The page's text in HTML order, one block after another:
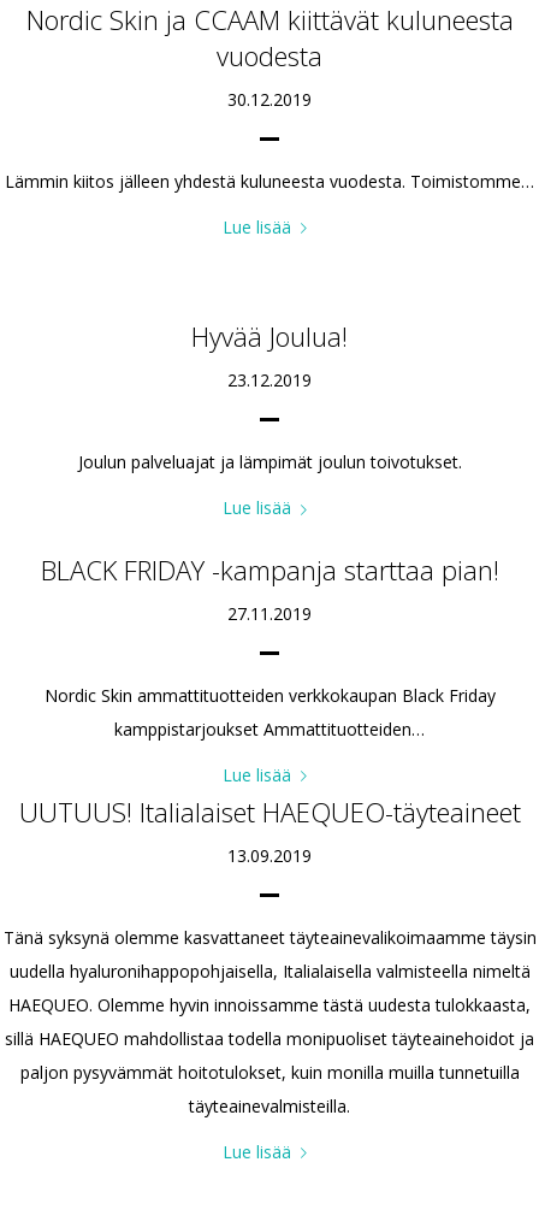
Nordic Skin ja CCAAM kiittävät kuluneesta
vuodesta
30.12.2019
Lämmin kiitos jälleen yhdestä kuluneesta vuodesta. Toimistomme…
Lue lisää
Hyvää Joulua!
23.12.2019
Joulun palveluajat ja lämpimät joulun toivotukset.
Lue lisää
BLACK FRIDAY -kampanja starttaa pian!
27.11.2019
Nordic Skin ammattituotteiden verkkokaupan Black Friday
kamppistarjoukset Ammattituotteiden…
Lue lisää
UUTUUS! Italialaiset HAEQUEO-täyteaineet
13.09.2019
Tänä syksynä olemme kasvattaneet täyteainevalikoimaamme täysin
uudella hyaluronihappopohjaisella, Italialaisella valmisteella nimeltä
HAEQUEO. Olemme hyvin innoissamme tästä uudesta tulokkaasta,
sillä HAEQUEO mahdollistaa todella monipuoliset täyteainehoidot ja
paljon pysyvämmät hoitotulokset, kuin monilla muilla tunnetuilla
täyteainevalmisteilla.
Lue lisää